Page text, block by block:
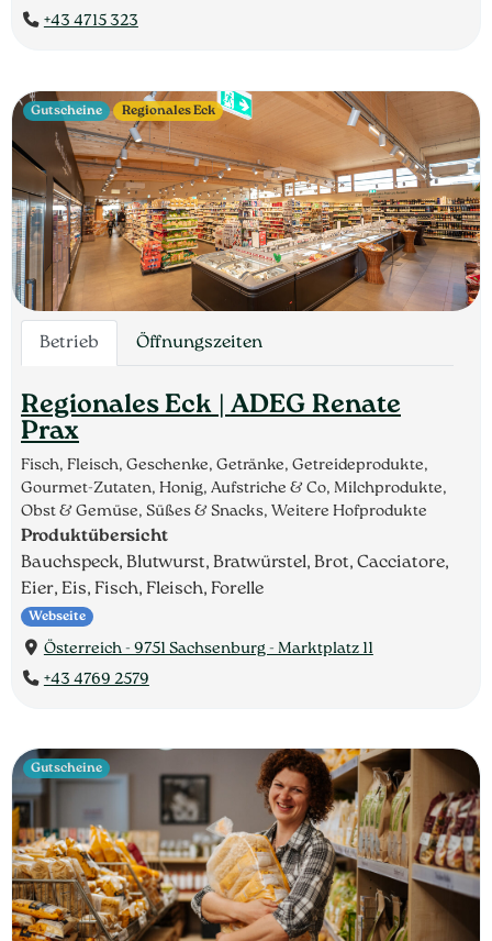
+43 4715 323
Betrieb Öffnungszeiten
Regionales Eck | ADEG Renate
Prax
Fisch, Fleisch, Geschenke, Getränke, Getreideprodukte,
Gourmet-Zutaten, Honig, Aufstriche & Co, Milchprodukte,
Obst & Gemüse, Süßes & Snacks, Weitere Hofprodukte
Produktübersicht
Bauchspeck, Blutwurst, Bratwürstel, Brot, Cacciatore,
Eier, Eis, Fisch, Fleisch, Forelle
Webseite
Österreich - 9751 Sachsenburg - Marktplatz 11
+43 4769 2579
Gutscheine Regionales Eck
Gutscheine